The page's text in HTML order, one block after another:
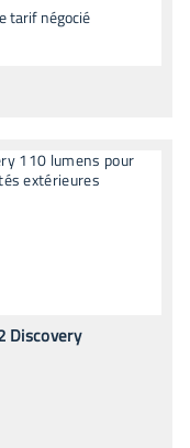
tarif négocié
Discovery